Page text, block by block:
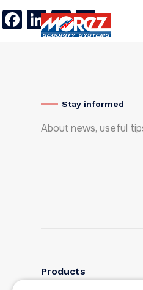
Facebook
LinkedIn
Twitter
X
Stay informed
About news, useful
Products